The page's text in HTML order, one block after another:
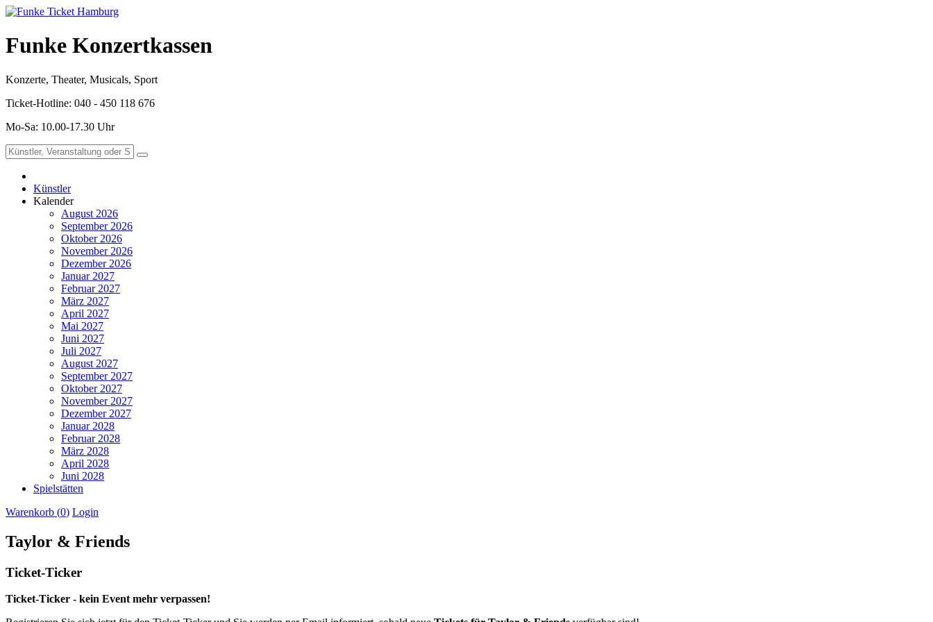
Funke Konzertkassen
Konzerte, Theater, Musicals, Sport
Ticket-Hotline: 040 - 450 118 676
Mo-Sa: 10.00-17.30 Uhr
Künstler
Kalender
August 2026
September 2026
Oktober 2026
November 2026
Dezember 2026
Januar 2027
Februar 2027
März 2027
April 2027
Mai 2027
Juni 2027
Juli 2027
August 2027
September 2027
Oktober 2027
November 2027
Dezember 2027
Januar 2028
Februar 2028
März 2028
April 2028
Juni 2028
Spielstätten
Warenkorb (0) Login
Taylor & Friends
Ticket-Ticker
Ticket-Ticker - kein Event mehr verpassen!